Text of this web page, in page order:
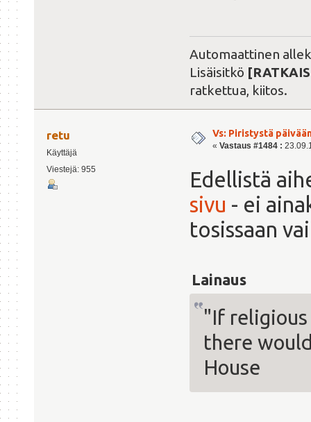
Automaattinen
Lisäisitkö
ratkettua, kiitos.
retu
Käyttäjä
Viestejä: 955
Vs: Piristystä
« Vastaus #1484 :
Edellistä
sivu - ei
tosissaan
Lainaus
"If
there
House